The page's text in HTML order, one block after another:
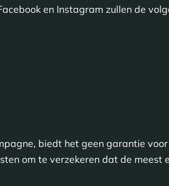
en Instagram zullen de
biedt het geen garantie
om te verzekeren dat de